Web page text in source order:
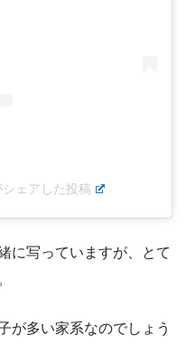
ェアした投稿
に写っていますが、とて
が多い家系なのでしょう